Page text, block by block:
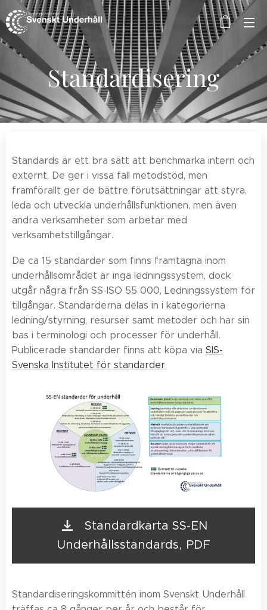
Standardisering
Standards är ett bra sätt att benchmarka intern och
externt. De ger i vissa fall metodstöd, men
framförallt ger de bättre förutsättningar att styra,
leda och utveckla underhållsfunktionen, men även
andra verksamheter som arbetar med
verksamhetstillgångar.
De ca 15 standarder som finns framtagna inom
underhållsområdet är inga ledningssystem, dock
utgår några från SS-ISO 55 000, Ledningssystem för
tillgångar. Standarderna delas in i kategorierna
ledning/styrning, resurser samt metoder och har sin
bas i terminologi och processer för underhåll.
Publicerade standarder finns att köpa via SIS-
Svenska Institutet för standarder
Standardkarta SS-EN
Underhållsstandards, PDF
Standardiseringskommittén inom Svenskt Underhåll